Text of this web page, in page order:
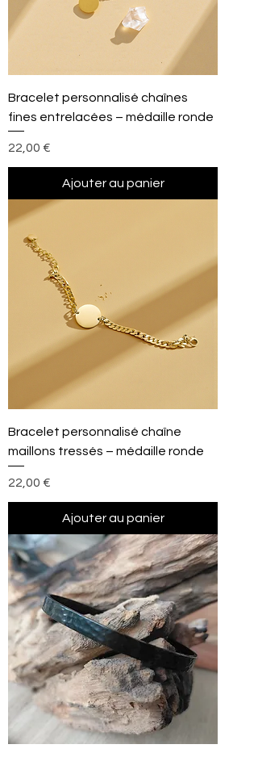
Bracelet personnalisé chaînes
fines entrelacées – médaille ronde
Prix
22,00 €
Ajouter au panier
Bracelet personnalisé chaîne
maillons tressés – médaille ronde
Prix
22,00 €
Ajouter au panier